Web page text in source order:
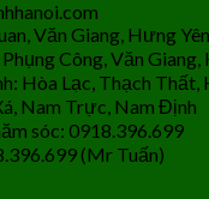
Văn Giang, Hưng Yên
Công, Văn Giang,
Hòa Lạc, Thạch Thất,
Nam Trực, Nam Định
sóc: 0918.396.699
(Mr Tuấn)